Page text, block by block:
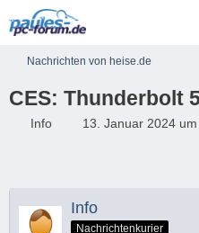
Nachrichten von heise.de
CES: Thunderbolt
Info 13. Januar 2024 um
Info
Nachrichtenkurier